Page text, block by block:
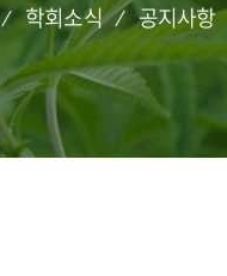
학회소식 공지사항